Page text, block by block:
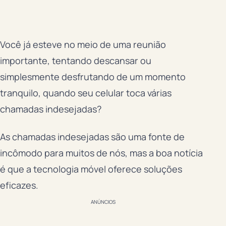
Você já esteve no meio de uma reunião
importante, tentando descansar ou
simplesmente desfrutando de um momento
tranquilo, quando seu celular toca várias
chamadas indesejadas?
As chamadas indesejadas são uma fonte de
incômodo para muitos de nós, mas a boa notícia
é que a tecnologia móvel oferece soluções
eficazes.
ANÚNCIOS